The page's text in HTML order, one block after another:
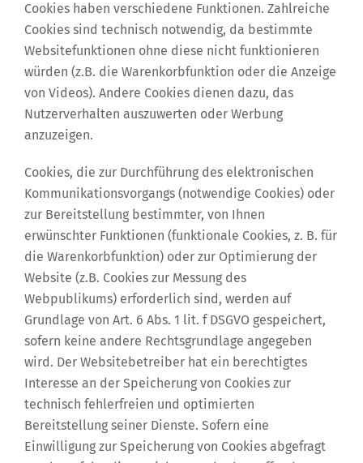
Cookies haben verschiedene Funktionen. Zahlreiche
Cookies sind technisch notwendig, da bestimmte
Websitefunktionen ohne diese nicht funktionieren
würden (z.B. die Warenkorbfunktion oder die Anzeige
von Videos). Andere Cookies dienen dazu, das
Nutzerverhalten auszuwerten oder Werbung
anzuzeigen.
Cookies, die zur Durchführung des elektronischen
Kommunikationsvorgangs (notwendige Cookies) oder
zur Bereitstellung bestimmter, von Ihnen
erwünschter Funktionen (funktionale Cookies, z. B. für
die Warenkorbfunktion) oder zur Optimierung der
Website (z.B. Cookies zur Messung des
Webpublikums) erforderlich sind, werden auf
Grundlage von Art. 6 Abs. 1 lit. f DSGVO gespeichert,
sofern keine andere Rechtsgrundlage angegeben
wird. Der Websitebetreiber hat ein berechtigtes
Interesse an der Speicherung von Cookies zur
technisch fehlerfreien und optimierten
Bereitstellung seiner Dienste. Sofern eine
Einwilligung zur Speicherung von Cookies abgefragt